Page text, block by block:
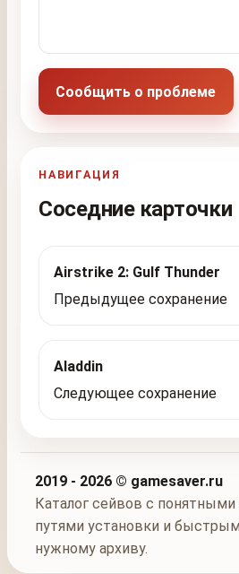
Сообщить о проблеме
НАВИГАЦИЯ
Соседние карточки
Airstrike 2: Gulf Thunder
Предыдущее сохранение
Aladdin
Следующее сохранение
2019 - 2026 © gamesaver.ru
Каталог сейвов с
путями установки и
нужному архиву.